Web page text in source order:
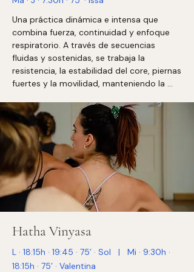
Una práctica dinámica e intensa que
combina fuerza, continuidad y enfoque
respiratorio. A través de secuencias
fluidas y sostenidas, se trabaja la
resistencia, la estabilidad del core, piernas
fuertes y la movilidad, manteniendo la
alineación funcional que sostiene el ritmo
de la práctica.
Indicada para quienes buscan una
práctica activa que fortalezca el cuerpo y
active la mente desde primera hora del
Hatha Vinyasa
L · 18:15h · 19:45 · 75’ · Sol | Mi · 9:30h ·
18:15h · 75’ · Valentina